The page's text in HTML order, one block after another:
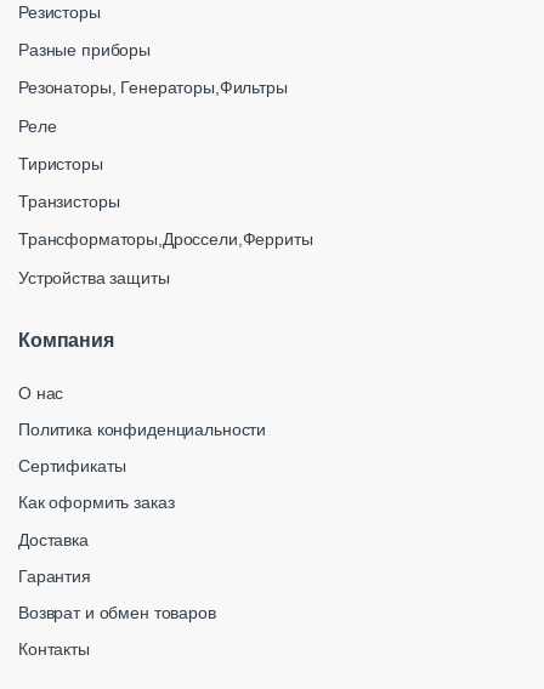
Резисторы
Разные приборы
Резонаторы, Генераторы,Фильтры
Реле
Тиристоры
Транзисторы
Трансформаторы,Дроссели,Ферриты
Устройства защиты
Компания
О нас
Политика конфиденциальности
Сертификаты
Как оформить заказ
Доставка
Гарантия
Возврат и обмен товаров
Контакты